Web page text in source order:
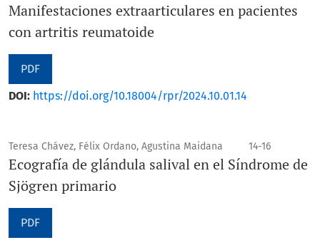
Manifestaciones extraarticulares en pacientes
con artritis reumatoide
PDF
DOI: https://doi.org/10.18004/rpr/2024.10.01.14
Teresa Chávez, Félix Ordano, Agustina Maidana 14-16
Ecografía de glándula salival en el Síndrome de
Sjögren primario
PDF